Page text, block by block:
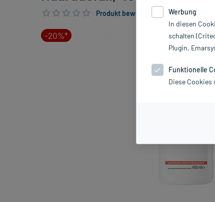
Produkt bewerten & PlusHerzen
-20%*
Werbung
In diesen
schalten
Plugin,
Funktionelle
Diese